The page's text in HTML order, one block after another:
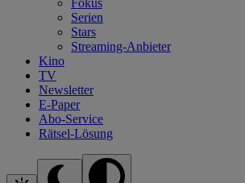
Fokus
Serien
Stars
Streaming-Anbieter
Kino
TV
Newsletter
E-Paper
Abo-Service
Rätsel-Lösung